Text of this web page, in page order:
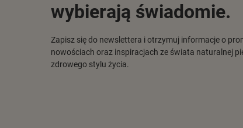
wybierają świadomie.
Zapisz się do newslettera i otrzymuj informacje o
nowościach oraz inspiracjach ze świata naturalnej
zdrowego stylu życia.